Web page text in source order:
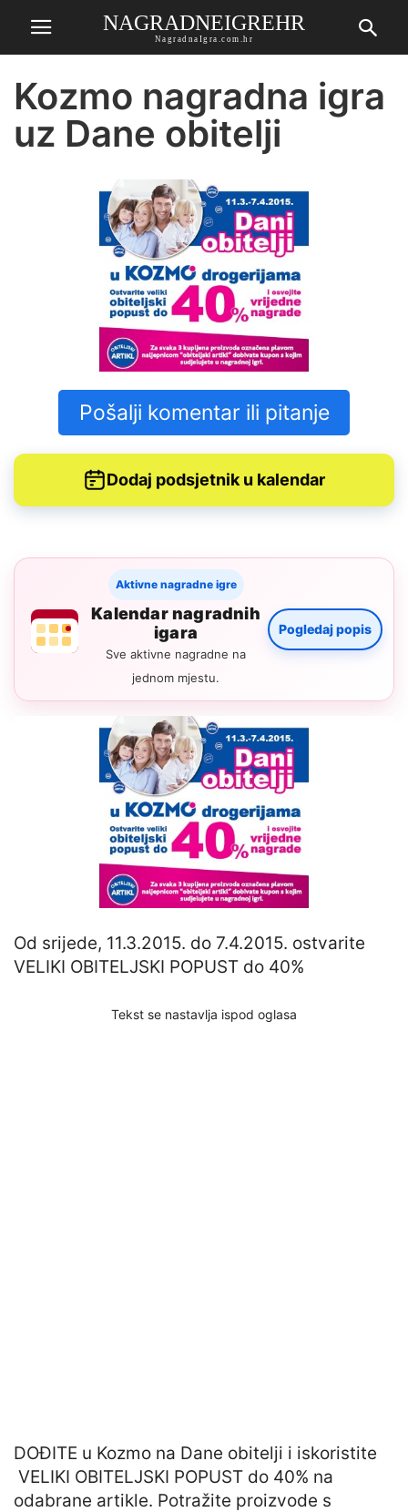
NAGRADNEIGREHR
NagradnaIgra.com.hr
Kozmo nagradna igra
uz Dane obitelji
Pošalji komentar ili pitanje
Dodaj podsjetnik u kalendar
Aktivne nagradne igre
Kalendar nagradnih
igara
Sve aktivne nagradne na
jednom mjestu.
Pogledaj popis
Od srijede, 11.3.2015. do 7.4.2015. ostvarite
VELIKI OBITELJSKI POPUST do 40%
Tekst se nastavlja ispod oglasa
DOĐITE u Kozmo na Dane obitelji i iskoristite
VELIKI OBITELJSKI POPUST do 40% na
odabrane artikle. Potražite proizvode s